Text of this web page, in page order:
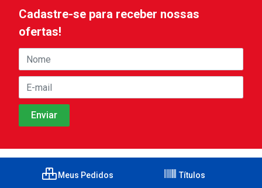
Cadastre-se para receber nossas
ofertas!
Meus Pedidos Títulos